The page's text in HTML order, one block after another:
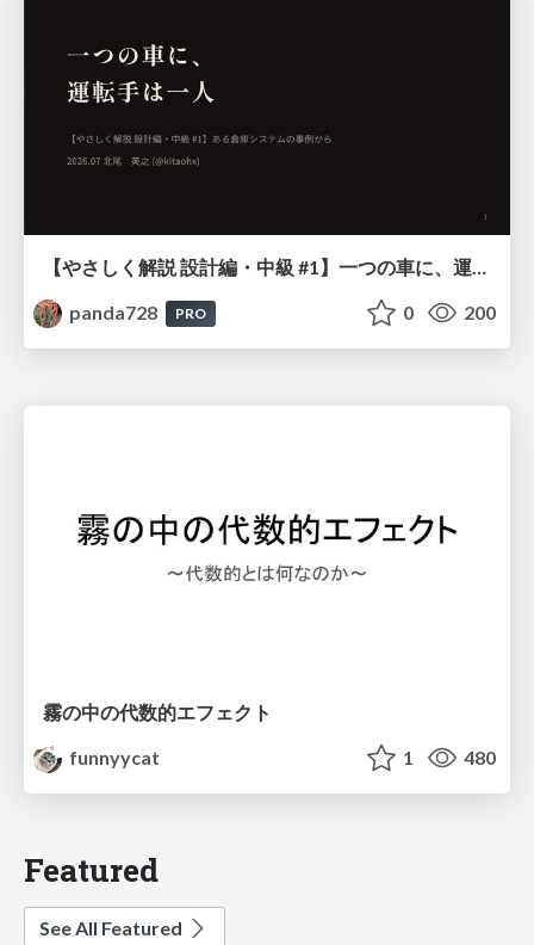
【やさしく解説 設計編・中級 #1】一つの車に、運転手は一人 ～ある倉庫システムの事例から～
panda728
PRO 0 200
霧の中の代数的エフェクト
funnyycat
1 480
Featured
See All Featured